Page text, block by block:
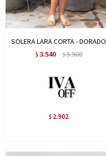
SOLERA LARA CORTA - DORADO
$ 3.540 $5.900
$ 2.902